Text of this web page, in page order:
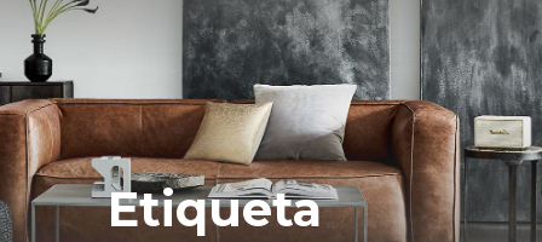
Etiqueta